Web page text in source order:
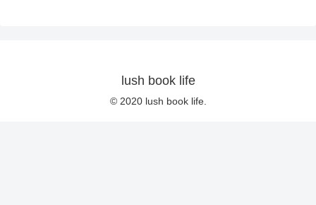
lush book life
© 2020 lush book life.